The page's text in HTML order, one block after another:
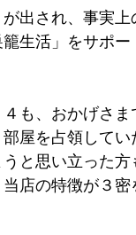
出され、事実
生活」をサポ
も、おかげさ
屋を占領して
と思い立った
店の特徴が３